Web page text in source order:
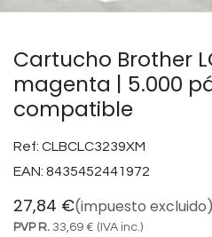
Cartucho Brother
magenta | 5.000
compatible
Ref: CLBCLC3239XM
EAN: 8435452441972
27,84 €(impuesto excluido)
PVP R. 33,69 € (IVA inc.)